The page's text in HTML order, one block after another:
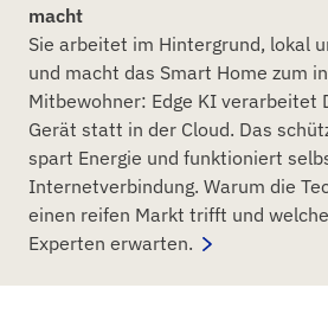
macht
Sie arbeitet im Hintergrund, lokal
und macht das Smart Home zum
Mitbewohner: Edge KI verarbeitet
Gerät statt in der Cloud. Das
spart Energie und funktioniert
Internetverbindung. Warum die
einen reifen Markt trifft und
Experten erwarten.